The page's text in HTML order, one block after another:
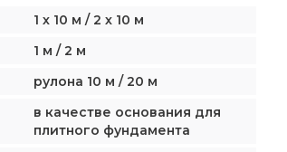
1 х 10 м / 2 х 10 м
1 м / 2 м
рулона 10 м / 20 м
в качестве основания для
плитного фундамента